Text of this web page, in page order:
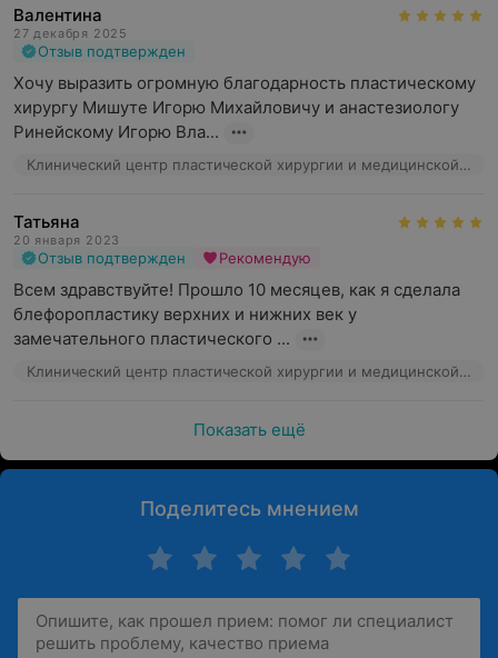
Валентина
27 декабря 2025
Отзыв подтвержден
Хочу выразить огромную благодарность пластическому
хирургу Мишуте Игорю Михайловичу и анастезиологу
Ринейскому Игорю Вла...
Клинический центр пластической хирургии и медицинской косметологии, ул. Маяковского, 31
Татьяна
20 января 2023
Отзыв подтвержден Рекомендую
Всем здравствуйте! Прошло 10 месяцев, как я сделала
блефоропластику верхних и нижних век у
замечательного пластического ...
Клинический центр пластической хирургии и медицинской косметологии, ул. Маяковского, 31
Показать ещё
Поделитесь мнением